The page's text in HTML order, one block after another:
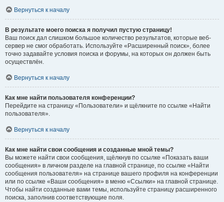
Вернуться к началу
В результате моего поиска я получил пустую страницу!
Ваш поиск дал слишком большое количество результатов, которые веб-
сервер не смог обработать. Используйте «Расширенный поиск», более
точно задавайте условия поиска и форумы, на которых он должен быть
осуществлён.
Вернуться к началу
Как мне найти пользователя конференции?
Перейдите на страницу «Пользователи» и щёлкните по ссылке «Найти
пользователя».
Вернуться к началу
Как мне найти свои сообщения и созданные мной темы?
Вы можете найти свои сообщения, щёлкнув по ссылке «Показать ваши
сообщения» в личном разделе на главной странице, по ссылке «Найти
сообщения пользователя» на странице вашего профиля на конференции
или по ссылке «Ваши сообщения» в меню «Ссылки» на главной странице.
Чтобы найти созданные вами темы, используйте страницу расширенного
поиска, заполнив соответствующие поля.